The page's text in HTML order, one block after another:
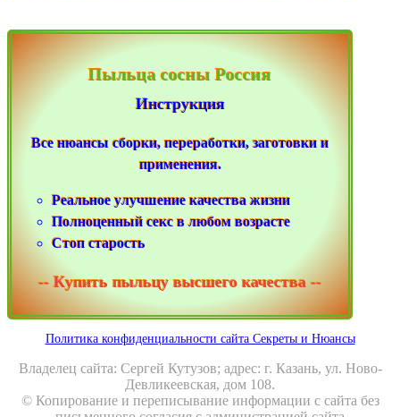
Пыльца сосны Россия
Инструкция
Все нюансы сборки, переработки, заготовки и
применения.
Реальное улучшение качества жизни
Полноценный секс в любом возрасте
Стоп старость
-- Купить пыльцу высшего качества --
Политика конфиденциальности сайта Секреты и Нюансы
Владелец сайта: Сергей Кутузов; адрес: г. Казань, ул. Ново-
Девликеевская, дом 108.
© Копирование и переписывание информации с сайта без